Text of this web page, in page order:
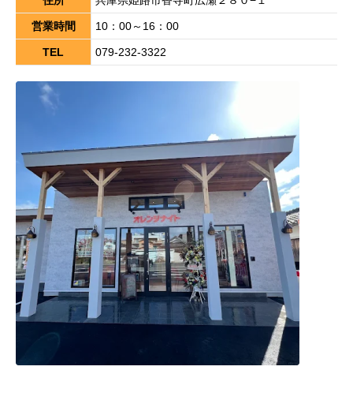
営業時間 10：00～16：00
TEL 079-232-3322